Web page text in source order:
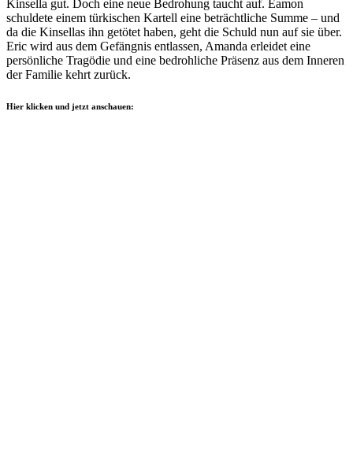
Kinsella gut. Doch eine neue Bedrohung taucht auf. Eamon
schuldete einem türkischen Kartell eine beträchtliche Summe – und
da die Kinsellas ihn getötet haben, geht die Schuld nun auf sie über.
Eric wird aus dem Gefängnis entlassen, Amanda erleidet eine
persönliche Tragödie und eine bedrohliche Präsenz aus dem Inneren
der Familie kehrt zurück.
Hier klicken und jetzt anschauen: